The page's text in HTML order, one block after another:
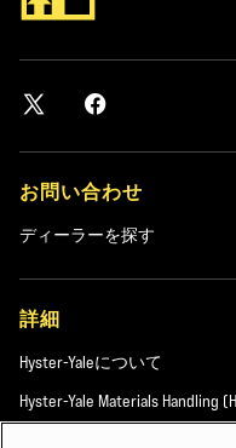
お問い合わせ
ディーラーを探す
詳細
Hyster-Yaleについて
Hyster-Yale Materials Handling